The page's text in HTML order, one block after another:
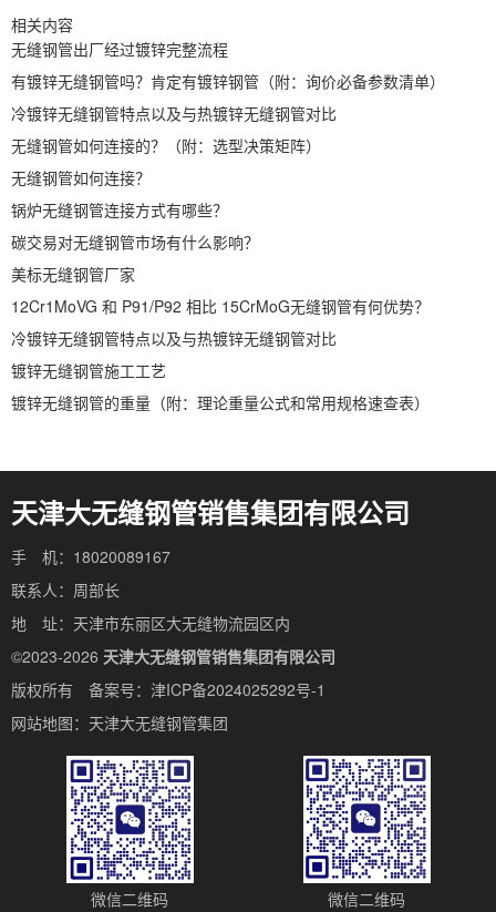
相关内容
无缝钢管出厂经过镀锌完整流程
有镀锌无缝钢管吗？肯定有镀锌钢管（附：询价必备参数清单）
冷镀锌无缝钢管特点以及与热镀锌无缝钢管对比
无缝钢管如何连接的？（附：选型决策矩阵）
无缝钢管如何连接？
锅炉无缝钢管连接方式有哪些？
碳交易对无缝钢管市场有什么影响？
美标无缝钢管厂家
12Cr1MoVG 和 P91/P92 相比 15CrMoG无缝钢管有何优势？
冷镀锌无缝钢管特点以及与热镀锌无缝钢管对比
镀锌无缝钢管施工工艺
镀锌无缝钢管的重量（附：理论重量公式和常用规格速查表）
天津大无缝钢管销售集团有限公司
手 机：18020089167
联系人：周部长
地 址：天津市东丽区大无缝物流园区内
©2023-2026 天津大无缝钢管销售集团有限公司
版权所有 备案号： 津ICP备2024025292号-1
网站地图： 天津大无缝钢管集团
微信二维码 微信二维码